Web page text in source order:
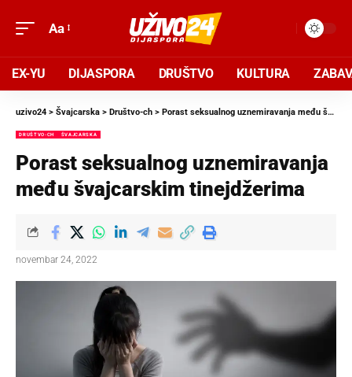
Aa
EX-YU DIJASPORA DRUŠTVO KULTURA
uzivo24 > Švajcarska > Društvo-ch > Porast seksualnog uznemiravanja među švajcarskim tinejdžerima
DRUŠTVO-CH ŠVAJCARSKA
Porast seksualnog uznemiravanja
među švajcarskim tinejdžerima
novembar 24, 2022